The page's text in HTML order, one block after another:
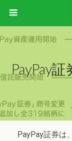
PayPay
PayPay証券は